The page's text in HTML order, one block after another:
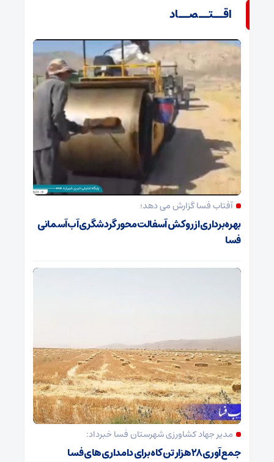
اقــتــصــاد
آفتاب فسا گزارش می دهد؛
بهره‌برداری از روکش آسفالت محور گردشگری آب‌آسمانی
فسا
مدیر جهاد کشاورزی شهرستان فسا خبرداد:
جمع‌آوری ۲۸ هزار تن کاه برای دامداری‌های فسا